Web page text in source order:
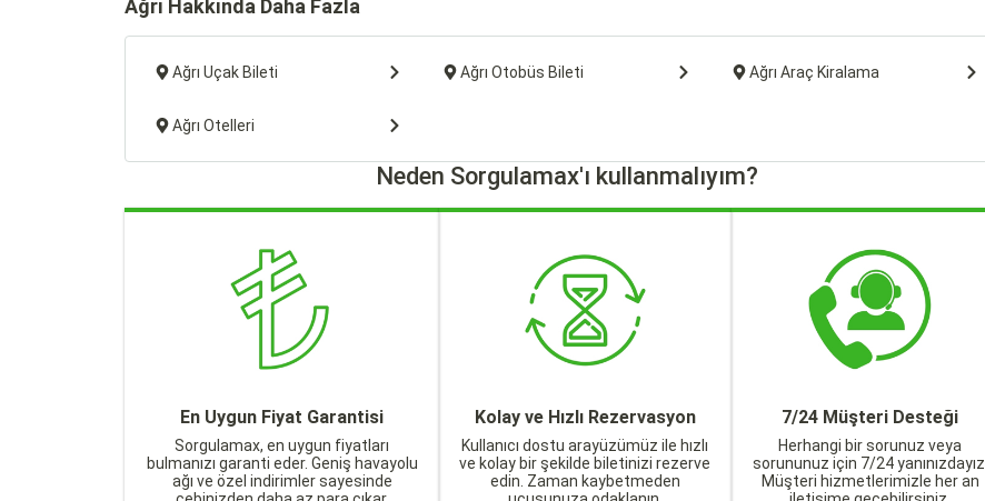
Ağrı Hakkında Daha Fazla
Ağrı Uçak Bileti Ağrı Otobüs Bileti Ağrı Araç Kiralama
Ağrı Otelleri
Neden Sorgulamax'ı kullanmalıyım?
En Uygun Fiyat Garantisi
Sorgulamax, en uygun fiyatları
bulmanızı garanti eder. Geniş havayolu
ağı ve özel indirimler sayesinde
Kolay ve Hızlı Rezervasyon
Kullanıcı dostu arayüzümüz ile hızlı
ve kolay bir şekilde biletinizi rezerve
edin. Zaman kaybetmeden
7/24 Müşteri Desteği
Herhangi bir sorunuz veya
sorununuz için 7/24 yanınızdayız.
Müşteri hizmetlerimizle her an